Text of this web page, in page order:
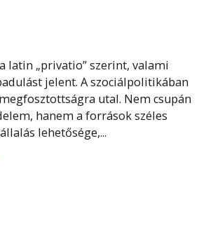
latin „privatio” szerint, valami
jelent. A szociálpolitikában
utal. Nem csupán
hanem a források széles
lehetősége,...